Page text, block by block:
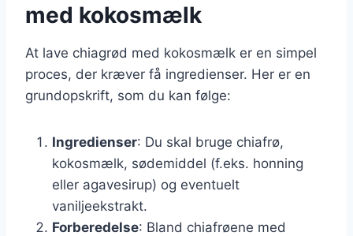
med kokosmælk
At lave chiagrød med kokosmælk er en simpel
proces, der kræver få ingredienser. Her er en
grundopskrift, som du kan følge:
Ingredienser: Du skal bruge chiafrø,
kokosmælk, sødemiddel (f.eks. honning
eller agavesirup) og eventuelt
vaniljeekstrakt.
Forberedelse: Bland chiafrøene med